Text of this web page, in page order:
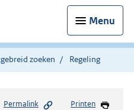
Menu
zoeken Regeling
Permalink Printen